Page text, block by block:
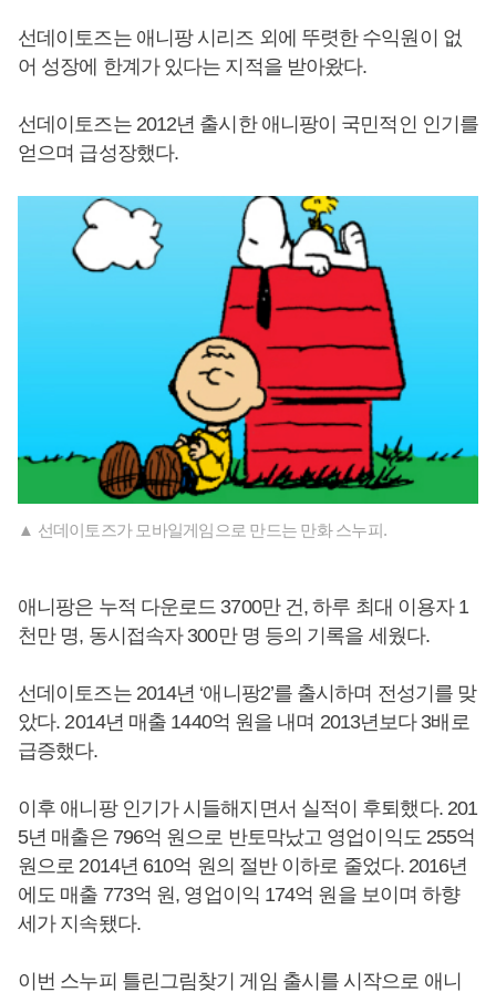
선데이토즈는 애니팡 시리즈 외에 뚜렷한 수익원이 없
어 성장에 한계가 있다는 지적을 받아왔다.
선데이토즈는 2012년 출시한 애니팡이 국민적인 인기를
얻으며 급성장했다.
▲ 선데이토즈가 모바일게임으로 만드는 만화 스누피.
애니팡은 누적 다운로드 3700만 건, 하루 최대 이용자 1
천만 명, 동시접속자 300만 명 등의 기록을 세웠다.
선데이토즈는 2014년 ‘애니팡2’를 출시하며 전성기를 맞
았다. 2014년 매출 1440억 원을 내며 2013년보다 3배로
급증했다.
이후 애니팡 인기가 시들해지면서 실적이 후퇴했다. 201
5년 매출은 796억 원으로 반토막났고 영업이익도 255억
원으로 2014년 610억 원의 절반 이하로 줄었다. 2016년
에도 매출 773억 원, 영업이익 174억 원을 보이며 하향
세가 지속됐다.
이번 스누피 틀린그림찾기 게임 출시를 시작으로 애니